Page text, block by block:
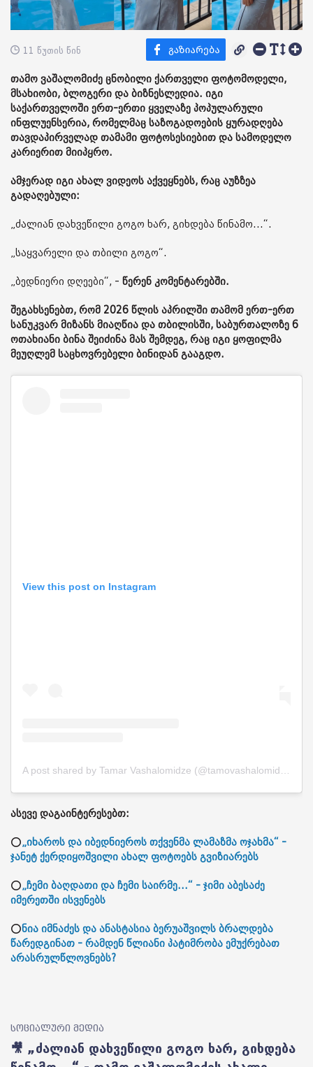
11 წუთის წინ
თამო ვაშალომიძე ცნობილი ქართველი ფოტომოდელი,
მსახიობი, ბლოგერი და ბიზნესლედია. იგი
საქართველოში ერთ-ერთი ყველაზე პოპულარული
ინფლუენსერია, რომელმაც საზოგადოების ყურადღება
თავდაპირველად თამამი ფოტოსესიებით და სამოდელო
კარიერით მიიპყრო.
ამჯერად იგი ახალ ვიდეოს აქვეყნებს, რაც აუზზეა
გადაღებული:
„ძალიან დახვეწილი გოგო ხარ, გიხდება წინამო...“.
„საყვარელი და თბილი გოგო“.
„ბედნიერი დღეები“, - წერენ კომენტარებში.
შეგახსენებთ, რომ 2026 წლის აპრილში თამომ ერთ-ერთ
სანუკვარ მიზანს მიაღწია და თბილისში, საბურთალოზე 6
ოთახიანი ბინა შეიძინა მას შემდეგ, რაც იგი ყოფილმა
მეუღლემ საცხოვრებელი ბინიდან გააგდო.
View this post on Instagram
ასევე დაგაინტერესებთ:
⭕„იხაროს და იბედნიეროს თქვენმა ლამაზმა ოჯახმა“ -
ჯანეტ ქერდიყოშვილი ახალ ფოტოებს გვიზიარებს
⭕„ჩემი ბაღდათი და ჩემი საირმე...“ - ჯიმი აბესაძე
იმერეთში ისვენებს
⭕ნია იმნაძეს და ანასტასია ბერუაშვილს ბრალდება
წარედგინათ - რამდენ წლიანი პატიმრობა ემუქრებათ
არასრულწლოვნებს?
სოციალური მედია
🎥 „ძალიან დახვეწილი გოგო ხარ, გიხდება